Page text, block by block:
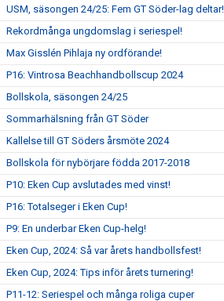
USM, säsongen 24/25: Fem GT Söder-lag deltar!
Rekordmånga ungdomslag i seriespel!
Max Gisslén Pihlaja ny ordförande!
P16: Vintrosa Beachhandbollscup 2024
Bollskola, säsongen 24/25
Sommarhälsning från GT Söder
Kallelse till GT Söders årsmöte 2024
Bollskola för nybörjare födda 2017-2018
P10: Eken Cup avslutades med vinst!
P16: Totalseger i Eken Cup!
P9: En underbar Eken Cup-helg!
Eken Cup, 2024: Så var årets handbollsfest!
Eken Cup, 2024: Tips inför årets turnering!
P11-12: Seriespel och många roliga cuper